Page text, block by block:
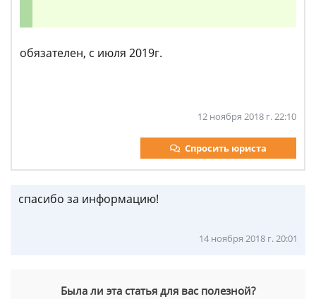
обязателен, с июля 2019г.
12 ноября 2018 г. 22:10
Спросить юриста
спасибо за информацию!
14 ноября 2018 г. 20:01
Была ли эта статья для вас полезной?